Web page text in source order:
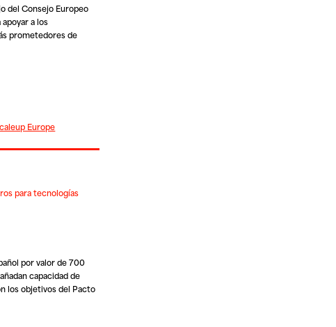
delConsejo Europeo
a los
prometedores de
Europe
para tecnologías
por valor de 700
capacidad de
los objetivos del Pacto